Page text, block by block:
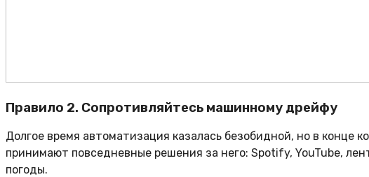
Правило 2. Сопротивляйтесь машинному дрейфу
Долгое время автоматизация казалась безобидной, но в конце
принимают повседневные решения за него: Spotify, YouTube,
погоды.